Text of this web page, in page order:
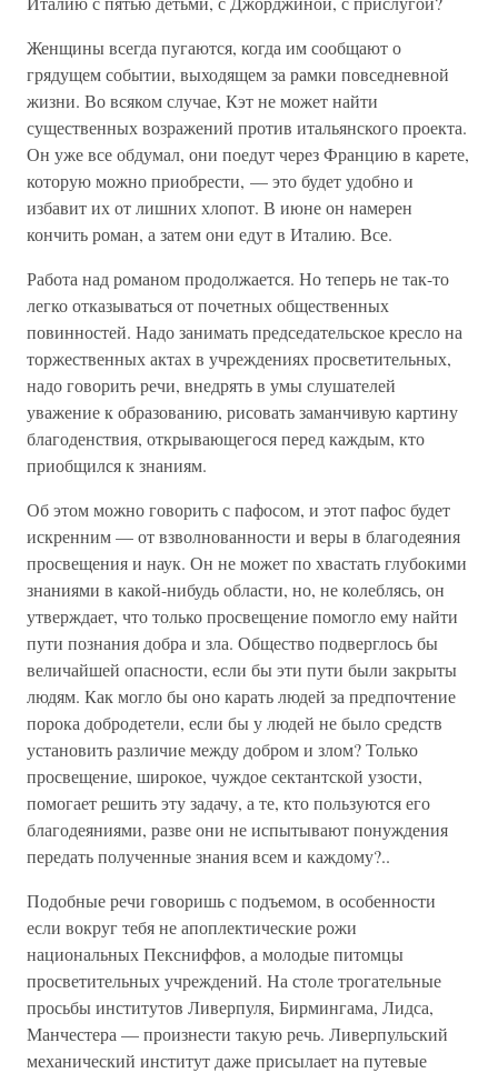
Женщины всегда пугаются, когда им сообщают о
грядущем событии, выходящем за рамки повседневной
жизни. Во всяком случае, Кэт не может найти
существенных возражений против итальянского проекта.
Он уже все обдумал, они поедут через Францию в карете,
которую можно приобрести, — это будет удобно и
избавит их от лишних хлопот. В июне он намерен
кончить роман, а затем они едут в Италию. Все.
Работа над романом продолжается. Но теперь не так-то
легко отказываться от почетных общественных
повинностей. Надо занимать председательское кресло на
торжественных актах в учреждениях просветительных,
надо говорить речи, внедрять в умы слушателей
уважение к образованию, рисовать заманчивую картину
благоденствия, открывающегося перед каждым, кто
приобщился к знаниям.
Об этом можно говорить с пафосом, и этот пафос будет
искренним — от взволнованности и веры в благодеяния
просвещения и наук. Он не может по хвастать глубокими
знаниями в какой-нибудь области, но, не колеблясь, он
утверждает, что только просвещение помогло ему найти
пути познания добра и зла. Общество подверглось бы
величайшей опасности, если бы эти пути были закрыты
людям. Как могло бы оно карать людей за предпочтение
порока добродетели, если бы у людей не было средств
установить различие между добром и злом? Только
просвещение, широкое, чуждое сектантской узости,
помогает решить эту задачу, а те, кто пользуются его
благодеяниями, разве они не испытывают понуждения
передать полученные знания всем и каждому?..
Подобные речи говоришь с подъемом, в особенности
если вокруг тебя не апоплектические рожи
национальных Пексниффов, а молодые питомцы
просветительных учреждений. На столе трогательные
просьбы институтов Ливерпуля, Бирмингама, Лидса,
Манчестера — произнести такую речь. Ливерпульский
механический институт даже присылает на путевые